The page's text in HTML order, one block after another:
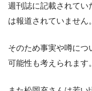
週刊誌に記載されてい
は報道されていません。
そのため事実や噂につ
可能性も考えられます。